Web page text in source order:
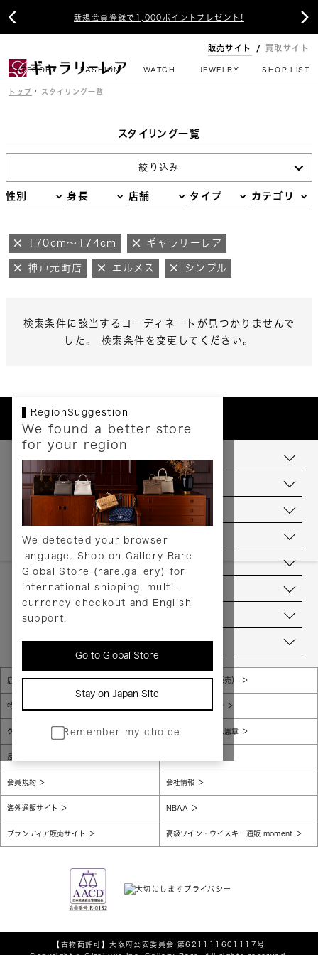
新規会員登録で1,000ポイントプレゼント!
 
販売サイト 買取サイト
CATEGORY FASHION WATCH JEWELRY SHOP LIST
トップ スタイリング一覧
スタイリング一覧
絞り込み
性別 身長 店舗 タイプ カテゴリ
170cm～174cm ギャラリーレア
神戸元町店 エルメス シンプル
検索条件に該当するコーディネートが見つかりませんで
した。 検索条件を変更してください。
RegionSuggestion
We found a better store
for your region
We detected your browser
language. Shop on Gallery Rare
Global Store (rare.gallery) for
international shipping, multi-
currency checkout and English
support.
Go to Global Store
Stay on Japan Site
Remember my choice
お支払いについて
配送について
送料について
返品について
ヘルプ
お問い合わせ
当店について
店舗一覧 販売規約（店頭販売）
特定商取引法に基づく表示 個人情報保護方針
グローバルプライバシーポリシー コンプライアンス憲章
反社会的勢力に対する基本方針
会員規約 会社情報
海外通販サイト NBAA
ブランディア販売サイト 高級ワイン・ウイスキー通販 moment
【古物商許可】大阪府公安委員会 第621111601117号